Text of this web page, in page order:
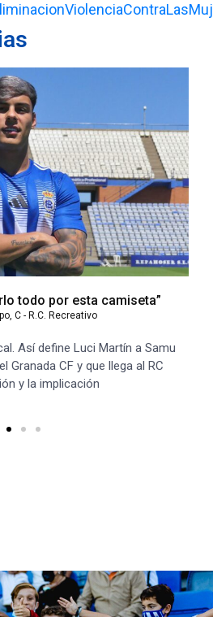
todo por esta camiseta”
, C - R.C. Recreativo
Así define Luci Martín a Samu
Granada CF y que llega al RC
y la implicación